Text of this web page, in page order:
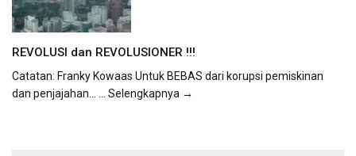
REVOLUSI dan REVOLUSIONER !!!
Catatan: Franky Kowaas Untuk BEBAS dari korupsi pemiskinan
dan penjajahan...
... Selengkapnya →